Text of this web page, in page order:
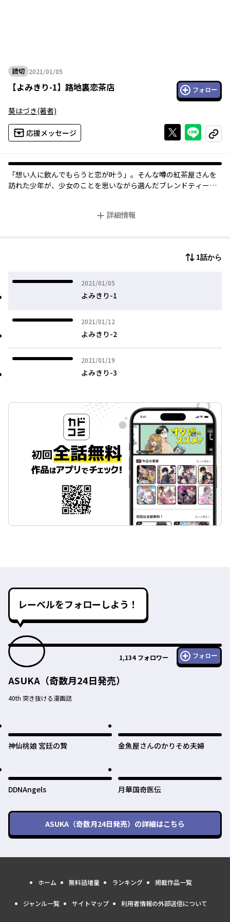
読切 2021/01/05
2021年01月05日
【よみきり-1】 路地裏恋茶店 フォロー
葵はづき(著者)
応援メッセージ Xで投稿する
ライン
コピー
「想い人に飲んでもらうと恋が叶う」。そんな噂の紅茶屋さんを
訪れた少年が、少女のことを思いながら選んだブレンドティー。
詳細情報
1話から
2021/01/05
2021年01月05日
よみきり-1
2021/01/12
2021年01月12日
よみきり-2
2021/01/19
2021年01月19日
よみきり-3
レーベルをフォローしよう！
1,134 フォロワー フォロー
ASUKA（奇数月24日発売）
40th 突き抜ける漫画誌
神仙桃娘 宮廷の贄 金魚屋さんのかりそめ夫婦
DDNAngels 月華国奇医伝
ASUKA（奇数月24日発売） の詳細はこちら
ホーム 無料話増量 ランキング 掲載作品一覧
ジャンル一覧 サイトマップ 利用者情報の外部送信について